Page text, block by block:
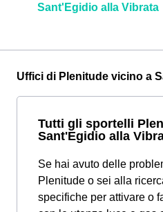
Sant'Egidio alla Vibrata
Uffici di Plenitude vicino a
Tutti gli sportelli
Sant'Egidio alla
Se hai avuto delle
Plenitude o sei alla
specifiche per attivare o